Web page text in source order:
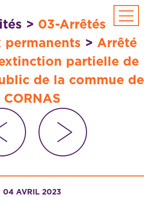
principal
> 03-Arrêtés
> Arrêté
partielle de
de la commue de
CORNAS
04 AVRIL 2023